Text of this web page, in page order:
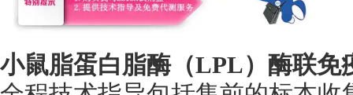
小鼠脂蛋白脂酶（LPL）酶联免